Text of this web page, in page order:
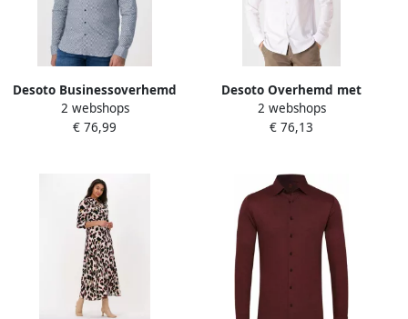
Desoto Businessoverhemd
Jersey overhemd Casual
Kent lange mouw Flexibele
2 webshops
€ 76,99
Desoto Overhemd met
lange mouwen Jersey
overhemd Casual Kent
2 webshops
€ 76,13